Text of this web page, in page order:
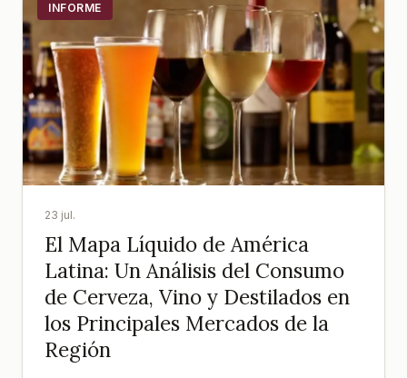
INFORME
23 jul.
El Mapa Líquido de América
Latina: Un Análisis del Consumo
de Cerveza, Vino y Destilados en
los Principales Mercados de la
Región